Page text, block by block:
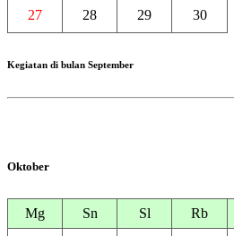
27 28 29 30
Kegiatan di bulan September
Oktober
Mg Sn Sl Rb